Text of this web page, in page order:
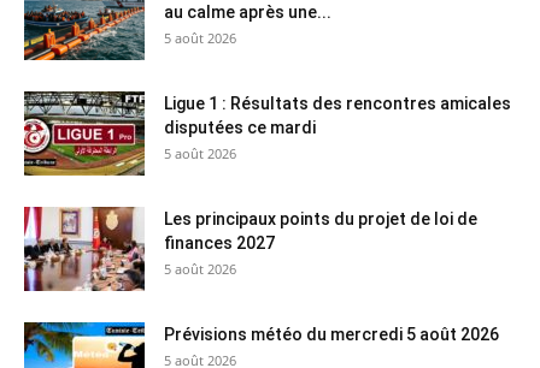
au calme après une...
5 août 2026
Ligue 1 : Résultats des rencontres amicales
disputées ce mardi
5 août 2026
Les principaux points du projet de loi de
finances 2027
5 août 2026
Prévisions météo du mercredi 5 août 2026
5 août 2026